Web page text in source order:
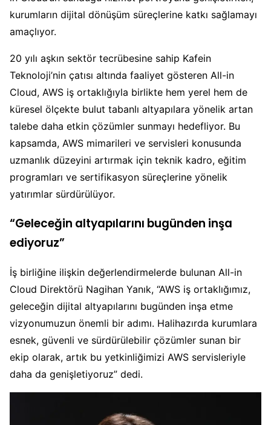
kurumların dijital dönüşüm süreçlerine katkı sağlamayı
amaçlıyor.
20 yılı aşkın sektör tecrübesine sahip Kafein
Teknoloji’nin çatısı altında faaliyet gösteren All-in
Cloud, AWS iş ortaklığıyla birlikte hem yerel hem de
küresel ölçekte bulut tabanlı altyapılara yönelik artan
talebe daha etkin çözümler sunmayı hedefliyor. Bu
kapsamda, AWS mimarileri ve servisleri konusunda
uzmanlık düzeyini artırmak için teknik kadro, eğitim
programları ve sertifikasyon süreçlerine yönelik
yatırımlar sürdürülüyor.
“Geleceğin altyapılarını bugünden inşa
ediyoruz”
İş birliğine ilişkin değerlendirmelerde bulunan All-in
Cloud Direktörü Nagihan Yanık, “AWS iş ortaklığımız,
geleceğin dijital altyapılarını bugünden inşa etme
vizyonumuzun önemli bir adımı. Halihazırda kurumlara
esnek, güvenli ve sürdürülebilir çözümler sunan bir
ekip olarak, artık bu yetkinliğimizi AWS servisleriyle
daha da genişletiyoruz” dedi.